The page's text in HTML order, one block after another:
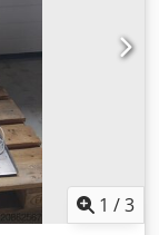
1 /3